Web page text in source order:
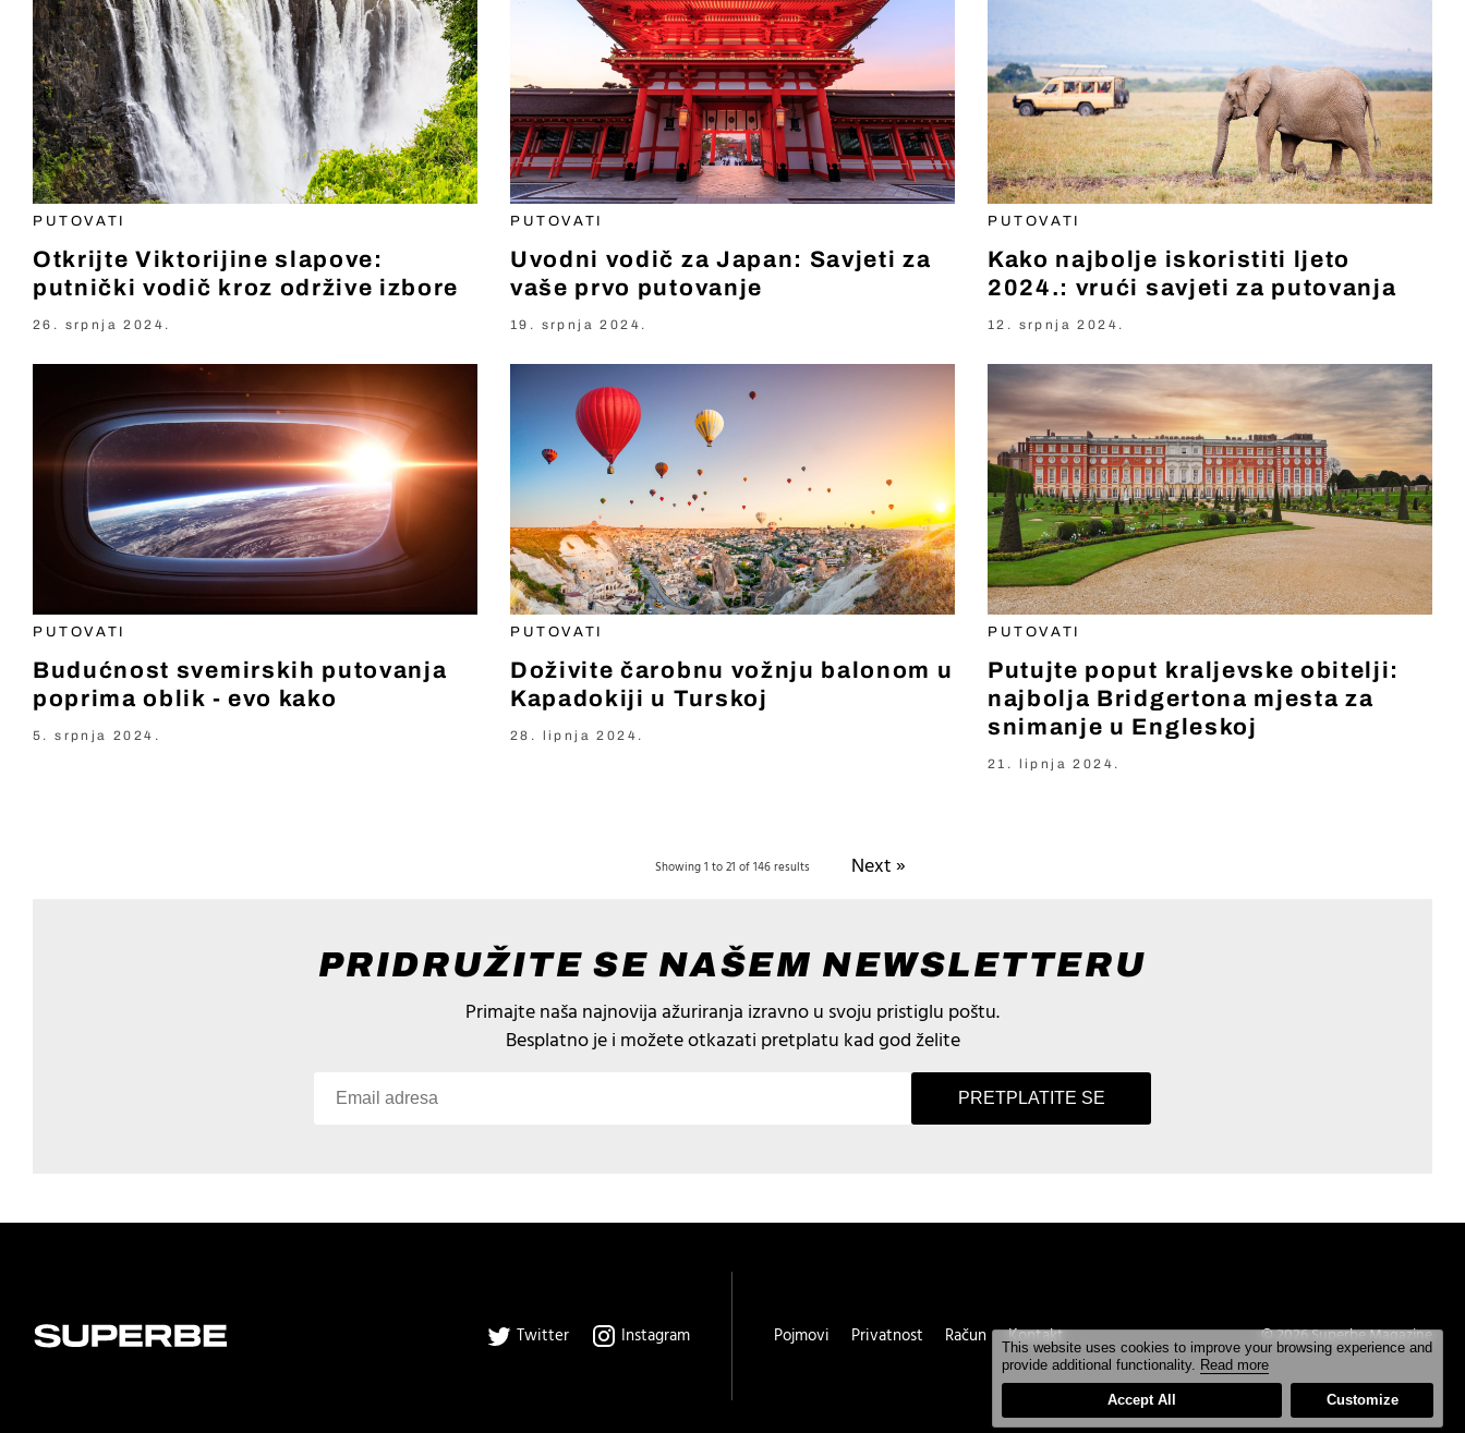
PUTOVATI
Otkrijte Viktorijine slapove:
putnički vodič kroz održive izbore
26. srpnja 2024.
PUTOVATI
Uvodni vodič za Japan: Savjeti za
vaše prvo putovanje
19. srpnja 2024.
PUTOVATI
Kako najbolje iskoristiti ljeto
2024.: vrući savjeti za putovanja
12. srpnja 2024.
PUTOVATI
Budućnost svemirskih putovanja
poprima oblik - evo kako
5. srpnja 2024.
PUTOVATI
Doživite čarobnu vožnju balonom u
Kapadokiji u Turskoj
28. lipnja 2024.
PUTOVATI
Putujte poput kraljevske obitelji:
najbolja Bridgertona mjesta za
snimanje u Engleskoj
21. lipnja 2024.
Showing 1 to 21 of 146 results Next »
PRIDRUŽITE SE NAŠEM NEWSLETTERU
Primajte naša najnovija ažuriranja izravno u svoju pristiglu poštu.
Besplatno je i možete otkazati pretplatu kad god želite
PRETPLATITE SE
This website uses cookies to improve your browsing experience and
provide additional functionality. Read more
Accept All Customize
Twitter Instagram Pojmovi Privatnost Račun Kontakt © 2026 Superbe Magazine